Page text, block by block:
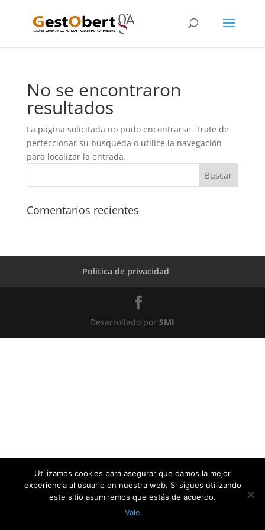
No se encontraron
resultados
La página solicitada no pudo encontrarse. Trate de
perfeccionar su búsqueda o utilice la navegación
para localizar la entrada.
Comentarios recientes
Politica de privacidad
Desarrollado porSMI
Utilizamos cookies para asegurar que damos la mejor
experiencia al usuario en nuestra web. Si sigues utilizando
este sitio asumiremos que estás de acuerdo.
Vale